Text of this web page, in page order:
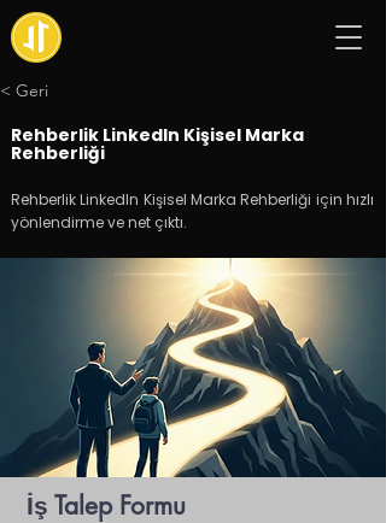
< Geri
Rehberlik LinkedIn Kişisel Marka
Rehberliği
Rehberlik LinkedIn Kişisel Marka Rehberliği için hızlı
yönlendirme ve net çıktı.
İş Talep Formu